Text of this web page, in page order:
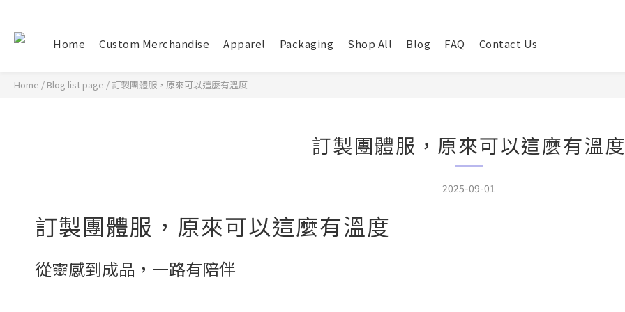
Home Custom Merchandise Apparel Packaging Shop All Blog FAQ Contact Us
Home / Blog list page / 訂製團體服，原來可以這麼有溫度
訂製團體服，原來可以這麼有溫度
2025-09-01
訂製團體服，原來可以這麼有溫度
從靈感到成品，一路有陪伴